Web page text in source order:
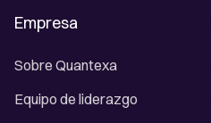
Empresa
Sobre Quantexa
Equipo de liderazgo